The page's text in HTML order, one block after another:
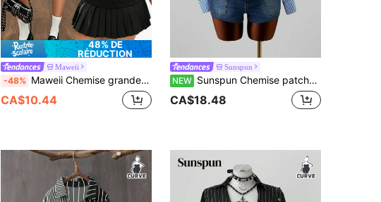
48% DE
RÉDUCTION
Maweii
-48% Maweii Chemise grande taille à rayures noires et blanches avec taille cintrée, chemise à manches courtes avec design patchwork 2 en 1 de gilet
CA$10.44
Sunspun
NEW Sunspun Chemise patchwork rayée grande taille, chemisier décontracté à taille cintrée, chemise confortable pour le trajet domicile-travail au printemps, en été et en automne
CA$18.48